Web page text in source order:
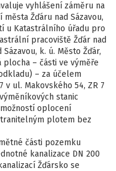
vyhlášení záměru na
Žďáru nad Sázavou,
u Katastrálního úřadu pro
pracoviště Žďár nad
Sázavou, k. ú. Město Žďár,
– části ve výměře
– za účelem
v ul. Makovského 54, ZR 7
stanic
oplocení
plotem bez
části pozemku
kanalizace DN 200
Žďársko se